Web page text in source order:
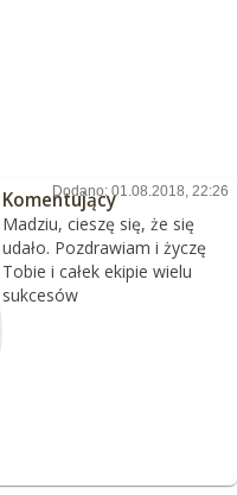
Dodano: 01.08.2018, 22:26
Komentujący
Madziu, cieszę się, że się
udało. Pozdrawiam i życzę
Tobie i całek ekipie wielu
sukcesów